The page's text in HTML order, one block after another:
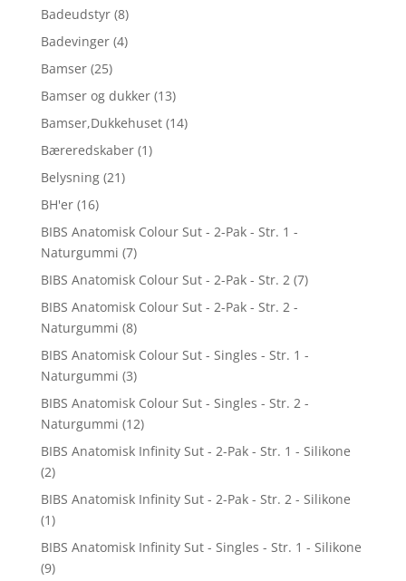
Badeudstyr (8)
Badevinger (4)
Bamser (25)
Bamser og dukker (13)
Bamser,Dukkehuset (14)
Bæreredskaber (1)
Belysning (21)
BH'er (16)
BIBS Anatomisk Colour Sut - 2-Pak - Str. 1 -
Naturgummi (7)
BIBS Anatomisk Colour Sut - 2-Pak - Str. 2 (7)
BIBS Anatomisk Colour Sut - 2-Pak - Str. 2 -
Naturgummi (8)
BIBS Anatomisk Colour Sut - Singles - Str. 1 -
Naturgummi (3)
BIBS Anatomisk Colour Sut - Singles - Str. 2 -
Naturgummi (12)
BIBS Anatomisk Infinity Sut - 2-Pak - Str. 1 - Silikone
(2)
BIBS Anatomisk Infinity Sut - 2-Pak - Str. 2 - Silikone
(1)
BIBS Anatomisk Infinity Sut - Singles - Str. 1 - Silikone
(9)